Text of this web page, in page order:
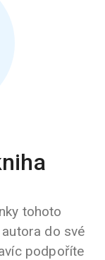
tohoto
do své
podpoříte